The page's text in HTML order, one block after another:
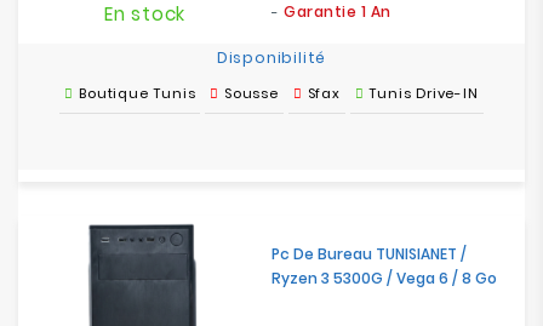
- Garantie 1 An
En stock
Disponibilité
Boutique Tunis Sousse Sfax Tunis Drive-IN
Pc De Bureau TUNISIANET /
Ryzen 3 5300G / Vega 6 / 8 Go